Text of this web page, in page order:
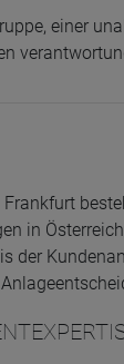
einer
in
der